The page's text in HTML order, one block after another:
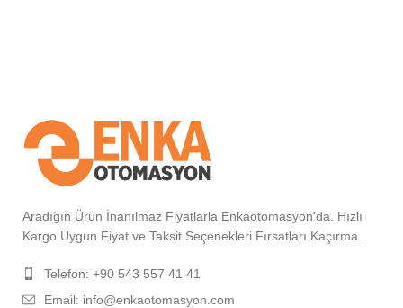
Aradığın Ürün İnanılmaz Fiyatlarla Enkaotomasyon'da. Hızlı
Kargo Uygun Fiyat ve Taksit Seçenekleri Fırsatları Kaçırma.
Telefon: +90 543 557 41 41
Email: info@enkaotomasyon.com